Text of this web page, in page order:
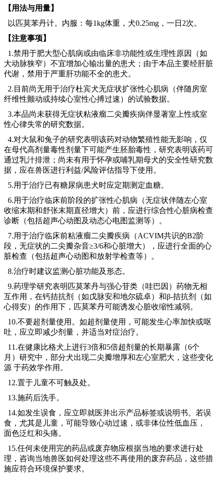
【用法与用量】
以匹莫苯丹计。内服：每1kg体重，犬0.25mg，一日2次。
【注意事项】
1.禁用于肥大型心肌病或由临床非功能性或生理性原因（如
大动脉狭窄）不宜增加心输出量的患犬；由于本品主要经肝脏
代谢，禁用于严重肝功能不全的患犬。
2.目前尚无用于治疗杜宾犬无症状扩张性心肌病（伴随房室
纤维性颤动或持续心室性心搏过速）的试验数据。
3.本品尚未获得无症状粘液瘤二尖瓣疾病伴显著室上性或室
性心律失常的研究数据。
4.对大鼠和兔子的研究表明该药对动物繁殖性能无影响，仅
在母代高剂量毒性剂量下可能产生胚胎毒性，研究表明该药可
通过乳汁排泄；尚未有用于怀孕或哺乳期母犬的安全性研究数
据，应在兽医进行利益/风险评估指导下使用。
5.用于治疗已有糖尿病患犬时应定期测定血糖。
6.用于治疗临床前阶段的扩张性心肌病（无症状伴随左心室
收缩末期和舒张末期直径增大）前，应进行综合性心脏病检查
诊断（包括超声心动图及动态心电图监测等）。
7.用于治疗临床前粘液瘤二尖瓣疾病（ACVIM共识的B2阶
段，无症状的二尖瓣杂音≥3/6和心脏增大），应进行全面的心
脏检查（包括超声心动图和放射学检查等）。
8.治疗时建议监测心脏功能及形态。
9.药理学研究表明匹莫苯丹与强心苷类（哇巴因）药物无相
互作用，在钙拮抗剂（如戊脉安和地尔硫卓）和β-拮抗剂（如
心得安）的作用下，匹莫苯丹可能诱发心脏收缩性减弱。
10.不要超剂量使用。如超剂量使用，可能发生心率加快或呕
吐，应立即减少剂量，并适当对症治疗。
11.在健康比格犬上进行3倍和5倍超剂量的长期暴露（6个
月）研究中，部分犬出现二尖瓣增厚和左心室肥大，这些变化
源 于药效学作用。
12.置于儿童不可触及处。
13.施药后洗手。
14.如发生误食，应立即就医并出示产品标签或说明书。若误
食，尤其是儿童，可能导致心动过速，或非体位性低血压，
面色泛红和头痛。
15.任何未使用完的药品或废弃物应根据当地的要求进行处
理，咨询当地兽医如何处理这些不再使用的废弃药品，这些措
施应符合环境保护要求。